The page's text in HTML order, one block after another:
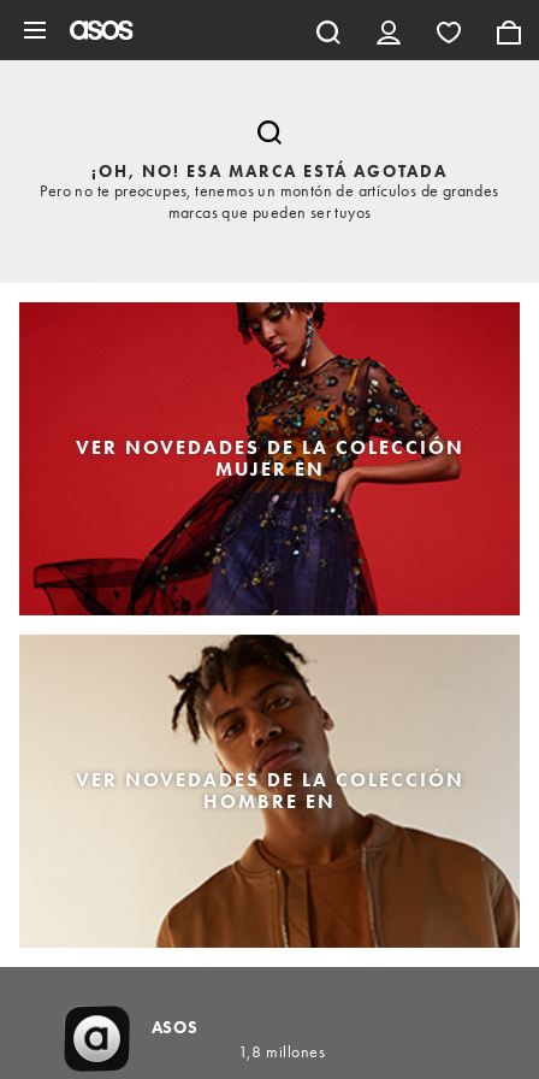
¡OH, NO! ESA MARCA ESTÁ AGOTADA
Pero no te preocupes, tenemos un montón de artículos de grandes
marcas que pueden ser tuyos
VER NOVEDADES DE LA COLECCIÓN
MUJER EN
VER NOVEDADES DE LA COLECCIÓN
HOMBRE EN
ASOS
1,8 millones